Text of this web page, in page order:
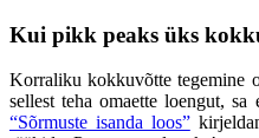
Kui pikk peaks üks
Korraliku kokkuvõtte tegemine
sellest teha omaette loengut,
“Sõrmuste isanda loos”